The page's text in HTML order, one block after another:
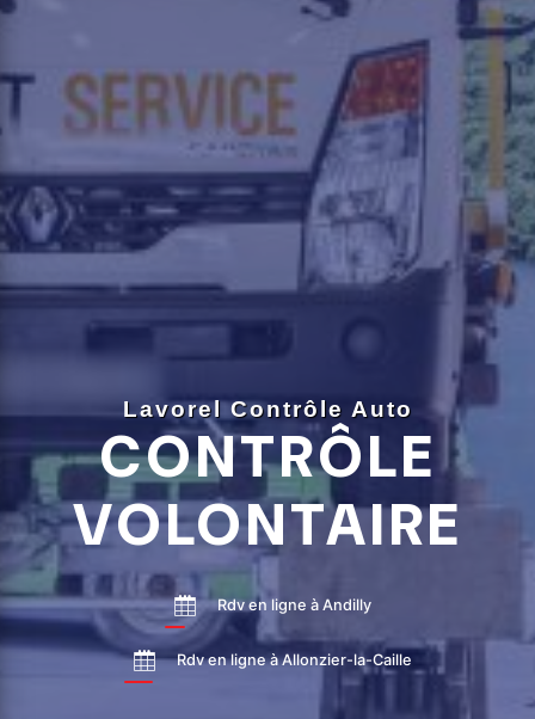
Lavorel Contrôle Auto
CONTRÔLE
VOLONTAIRE
Rdv en ligne à Andilly
Rdv en ligne à Allonzier-la-Caille